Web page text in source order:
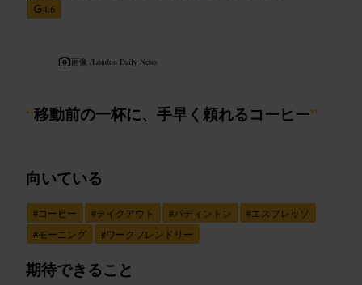
4.6
画像 /London Daily News
“移動前の一杯に、手早く頼れるコーヒー”
向いている
#コーヒー #テイクアウト #パディントン #エスプレッソ
#モーニング #ワークフレンドリー
期待できること